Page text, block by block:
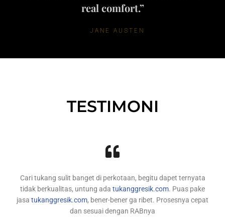
real comfort.”
JANE AUSTEN
TESTIMONI
Cari tukang sulit banget di perkotaan, begitu dapet ternyata
tidak berkualitas, untung ada tukanggresik.com. Puas pake
jasa tukanggresik.com, bener-bener ga ribet. Prosesnya cepat
dan sesuai dengan RABnya